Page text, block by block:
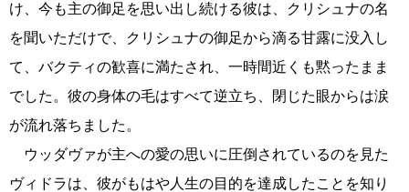
け、今も主の御足を思い出し続ける彼は、クリシュナの名
を聞いただけで、クリシュナの御足から滴る甘露に没入し
て、バクティの歓喜に満たされ、一時間近くも黙ったまま
でした。彼の身体の毛はすべて逆立ち、閉じた眼からは涙
が流れ落ちました。
ウッダヴァが主への愛の思いに圧倒されているのを見た
ヴィドラは、彼がもはや人生の目的を達成したことを知り